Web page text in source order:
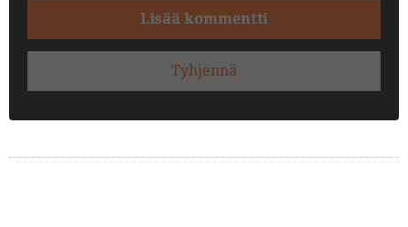
Lisää kommentti
Tyhjennä